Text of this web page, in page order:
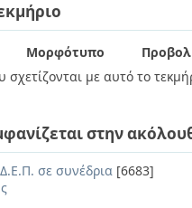
Μορφότυπο
με αυτό το
στην
σε συνέδρια [6683]